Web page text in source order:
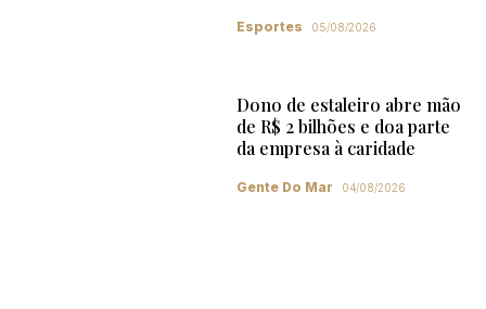
Esportes 05/08/2026
Dono de estaleiro abre mão
de R$ 2 bilhões e doa parte
da empresa à caridade
Gente Do Mar 04/08/2026